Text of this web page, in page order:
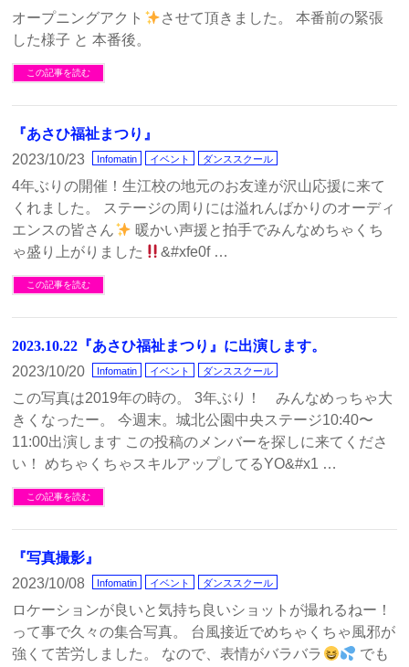
オープニングアクト
させて頂きました。 本番前の緊張
した様子 と 本番後。
この記事を読む
『あさひ福祉まつり』
2023/10/23
Infomatin イベント ダンススクール
4年ぶりの開催！生江校の地元のお友達が沢山応援に来て
くれました。 ステージの周りには溢れんばかりのオーディ
エンスの皆さん
暖かい声援と拍手でみんなめちゃくち
ゃ盛り上がりました
&#xfe0f …
この記事を読む
2023.10.22『あさひ福祉まつり』に出演します。
2023/10/20
Infomatin イベント ダンススクール
この写真は2019年の時の。 3年ぶり！ みんなめっちゃ大
きくなったー。 今週末。城北公園中央ステージ10:40〜
11:00出演します この投稿のメンバーを探しに来てくださ
い！ めちゃくちゃスキルアップしてるYO&#x1 …
この記事を読む
『写真撮影』
2023/10/08
Infomatin イベント ダンススクール
ロケーションが良いと気持ち良いショットが撮れるねー！
って事で久々の集合写真。 台風接近でめちゃくちゃ風邪が
強くて苦労しました。 なので、表情がバラバラ
でも